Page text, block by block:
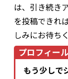
は、引き続き
を投稿できれ
しみにお待ち
プロフィー
もう少しで